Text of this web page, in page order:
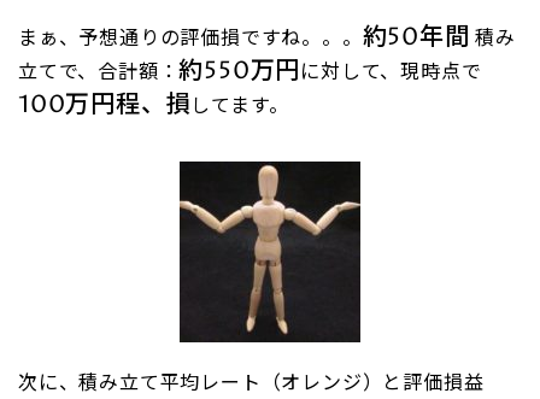
まぁ、予想通りの評価損ですね。。。 約50年間 積み
立てで、合計額：約550万円に対して、現時点で
100万円程、損してます。
次に、積み立て平均レート（オレンジ）と評価損益